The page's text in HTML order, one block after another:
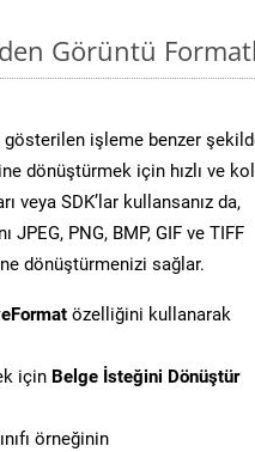
Görüntü
gösterilen işleme benzer
dönüştürmek için hızlı ve
veya SDK’lar kullansanız da,
JPEG, PNG, BMP, GIF ve TIFF
dönüştürmenizi sağlar.
özelliğini kullanarak
için Belge İsteğini Dönüştür
örneğinin